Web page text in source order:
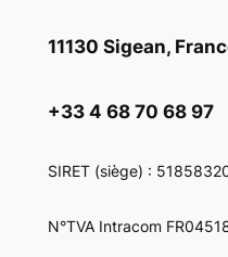
11130 Sigean,
+33 4 68 70 68 97
SIRET(siège) :
N°TVA Intracom